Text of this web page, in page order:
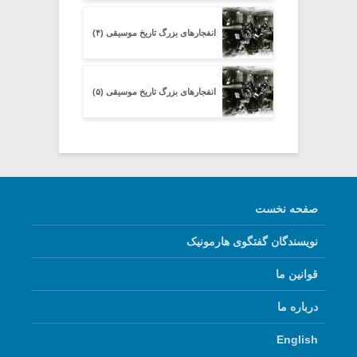
انفجارهای بزرگ تاریخ موسیقی (۴)
انفجارهای بزرگ تاریخ موسیقی (۵)
صفحه نخست
نویسندگان گفتگوی هارمونیک
قوانین ما
درباره ما
English